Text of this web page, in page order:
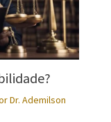
Dr. Ademilson